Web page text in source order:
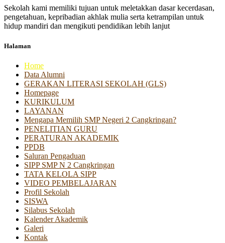
Sekolah kami memiliki tujuan untuk meletakkan dasar kecerdasan,
pengetahuan, kepribadian akhlak mulia serta ketrampilan untuk
hidup mandiri dan mengikuti pendidikan lebih lanjut
Halaman
Home
Data Alumni
GERAKAN LITERASI SEKOLAH (GLS)
Homepage
KURIKULUM
LAYANAN
Mengapa Memilih SMP Negeri 2 Cangkringan?
PENELITIAN GURU
PERATURAN AKADEMIK
PPDB
Saluran Pengaduan
SIPP SMP N 2 Cangkringan
TATA KELOLA SIPP
VIDEO PEMBELAJARAN
Profil Sekolah
SISWA
Silabus Sekolah
Kalender Akademik
Galeri
Kontak